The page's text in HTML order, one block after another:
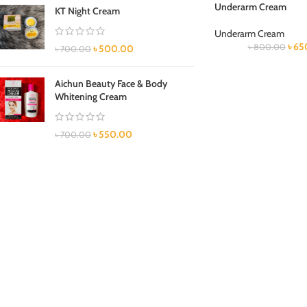
KT Night Cream
৳700.00 ৳500.00
Aichun Beauty Face & Body
Whitening Cream
৳700.00 ৳550.00
Underarm Cream
Underarm Cream
৳800.00 ৳